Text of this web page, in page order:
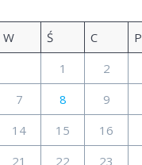
W Ś C P
1
2
7 8 9
14 15 16
21 22 23